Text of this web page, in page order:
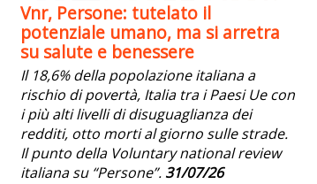
Vnr, Persone: tutelato il
potenziale umano, ma si arretra
su salute e benessere
Il 18,6% della popolazione italiana a
rischio di povertà, Italia tra i Paesi Ue con
i più alti livelli di disuguaglianza dei
redditi, otto morti al giorno sulle strade.
Il punto della Voluntary national review
italiana su “Persone”. 31/07/26